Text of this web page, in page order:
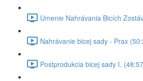
Umenie Nahrávania Bicích
Nahrávanie bicej sady - Prax
Postprodukcia bicej sady I.